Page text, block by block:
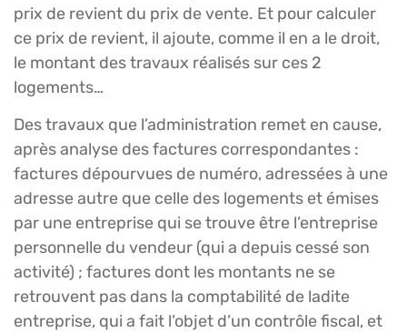
prix de revient du prix de vente. Et pour calculer
ce prix de revient, il ajoute, comme il en a le droit,
le montant des travaux réalisés sur ces 2
logements…
Des travaux que l’administration remet en cause,
après analyse des factures correspondantes :
factures dépourvues de numéro, adressées à une
adresse autre que celle des logements et émises
par une entreprise qui se trouve être l’entreprise
personnelle du vendeur (qui a depuis cessé son
activité) ; factures dont les montants ne se
retrouvent pas dans la comptabilité de ladite
entreprise, qui a fait l’objet d’un contrôle fiscal, et